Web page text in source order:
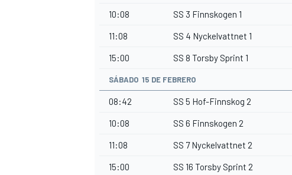
MÁS CATEGORÍAS
10:08 SS 3 Finnskogen 1
11:08 SS 4 Nyckelvattnet 1
15:00 SS 8 Torsby Sprint 1
SÁBADO 15 DE FEBRERO
08:42 SS 5 Hof-Finnskog 2
10:08 SS 6 Finnskogen 2
11:08 SS 7 Nyckelvattnet 2
15:00 SS 16 Torsby Sprint 2